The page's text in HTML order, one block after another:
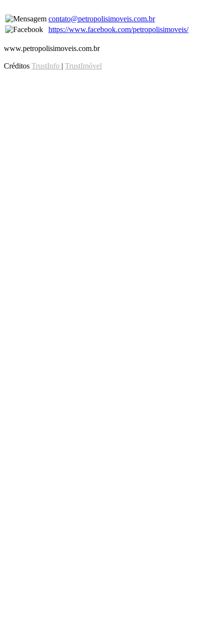
contato@petropolisimoveis.com.br
https://www.facebook.com/petropolisimoveis/
www.petropolisimoveis.com.br
Créditos TrustInfo | TrustImóvel